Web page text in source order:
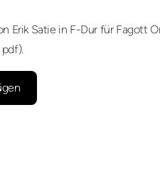
Erik Satie in F-Dur für Fagott